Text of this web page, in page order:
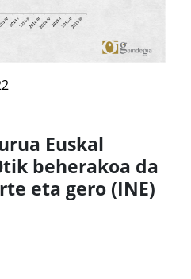
Euskal
beherakoa da
eta gero (INE)